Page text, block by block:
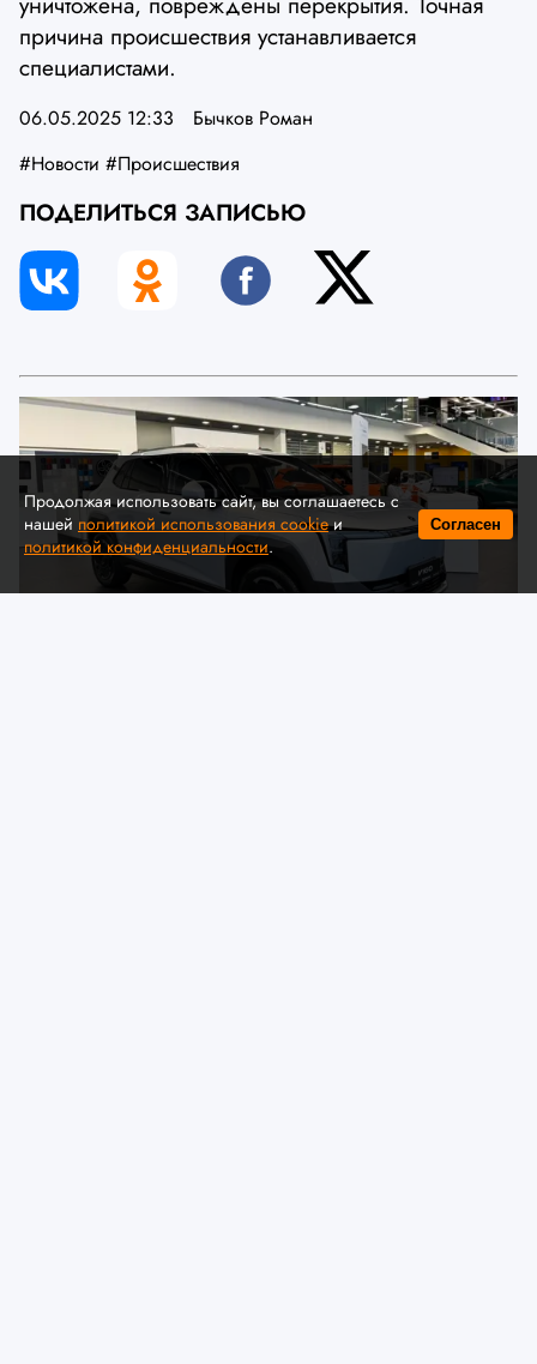
причина происшествия устанавливается
специалистами.
06.05.2025 12:33
Бычков Роман
#Новости #Происшествия
ПОДЕЛИТЬСЯ ЗАПИСЬЮ
Продолжая использовать сайт, вы соглашаетесь с
нашей политикой использования cookieи
политикой конфиденциальности.
Согласен